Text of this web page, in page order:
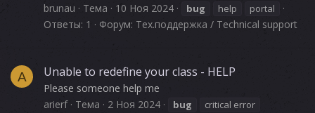
brunau
Тема 10 Ноя 2024 bug help portal
Ответы: 1 Форум: Тех.поддержка / Technical support
A Unable to redefine your class - HELP
Please someone help me
arierf
Тема 2 Ноя 2024 bug
critical error